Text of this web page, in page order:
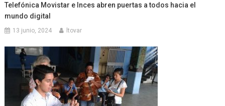
Telefónica Movistar e Inces abren puertas a todos hacia el
mundo digital
13 junio, 2024 ltovar